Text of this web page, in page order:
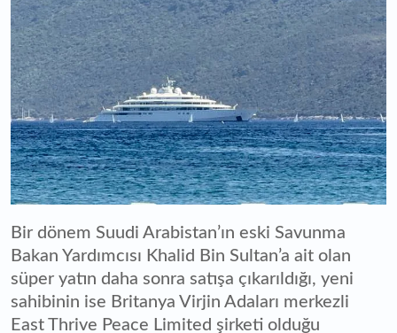
Bir dönem Suudi Arabistan’ın eski Savunma
Bakan Yardımcısı Khalid Bin Sultan’a ait olan
süper yatın daha sonra satışa çıkarıldığı, yeni
sahibinin ise Britanya Virjin Adaları merkezli
East Thrive Peace Limited şirketi olduğu